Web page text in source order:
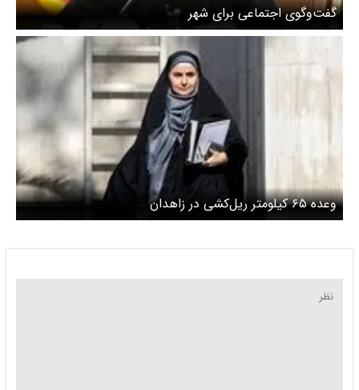
گفت‌وگوی اجتماعی برای شهر
وعده ۶۵ کیلومتر ریل‌کشی در زاهدان